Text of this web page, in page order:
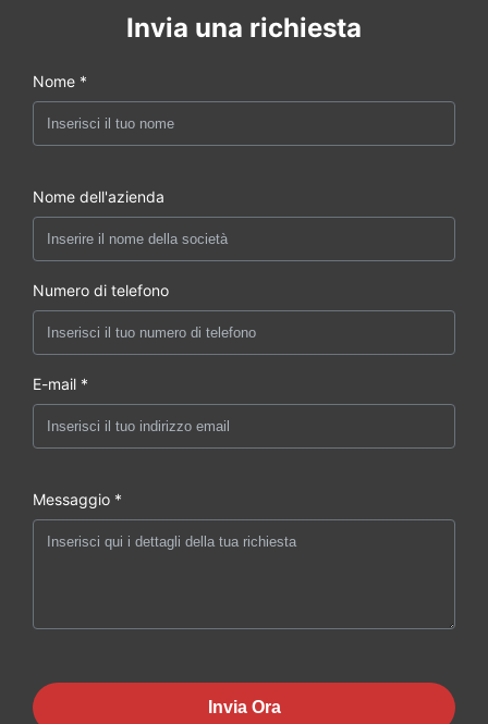
Invia una richiesta
Nome *
Nome dell'azienda
Numero di telefono
E-mail *
Messaggio *
Invia Ora